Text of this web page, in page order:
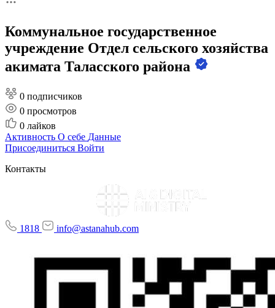
Коммунальное государственное
учреждение Отдел сельского хозяйства
акимата Таласского района
0 подписчиков
0 просмотров
0 лайков
Активность О себе Данные
Присоединиться Войти
Контакты
1818 info@astanahub.com